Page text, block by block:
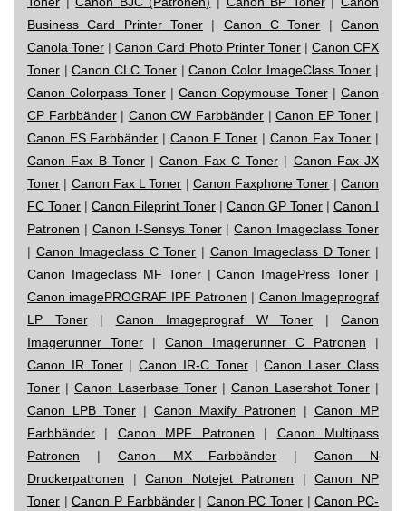
Business Card Printer Toner | Canon C Toner |Canon
Canola Toner |Canon Card Photo Printer Toner| Canon CFX
Toner |Canon CLC Toner|Canon Color ImageClass Toner |
Canon Colorpass Toner| Canon Copymouse Toner| Canon
CP Farbbänder| Canon CW Farbbänder |Canon EP Toner |
Canon ES Farbbänder | Canon F Toner | Canon Fax Toner |
Canon Fax B Toner|Canon Fax C Toner | Canon Fax JX
Toner | Canon Fax L Toner | Canon Faxphone Toner |Canon
FC Toner | Canon Fileprint Toner | Canon GP Toner | Canon I
Patronen | Canon I-Sensys Toner|Canon Imageclass Toner
| Canon Imageclass C Toner | Canon Imageclass D Toner |
Canon Imageclass MF Toner|Canon ImagePress Toner |
Canon imagePROGRAF IPF Patronen | Canon Imageprograf
LP Toner| Canon Imageprograf W Toner | Canon
Imagerunner Toner | Canon Imagerunner C Patronen |
Canon IR Toner|Canon IR-C Toner|Canon Laser Class
Toner | Canon Laserbase Toner | Canon Lasershot Toner |
Canon LPB Toner | Canon Maxify Patronen | Canon MP
Farbbänder | Canon MPF Patronen | Canon Multipass
Patronen | Canon MX Farbbänder |Canon N
Druckerpatronen |Canon Notejet Patronen |Canon NP
Toner |Canon P Farbbänder| Canon PC Toner |Canon PC-